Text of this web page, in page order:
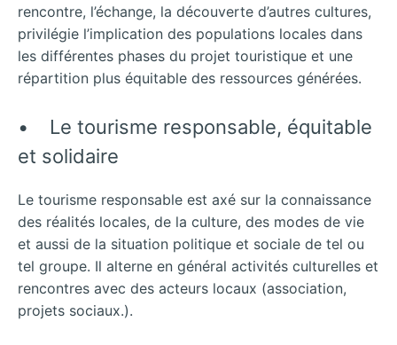
rencontre, l’échange, la découverte d’autres cultures,
privilégie l’implication des populations locales dans
les différentes phases du projet touristique et une
répartition plus équitable des ressources générées.
• Le tourisme responsable, équitable
et solidaire
Le tourisme responsable est axé sur la connaissance
des réalités locales, de la culture, des modes de vie
et aussi de la situation politique et sociale de tel ou
tel groupe. Il alterne en général activités culturelles et
rencontres avec des acteurs locaux (association,
projets sociaux.).